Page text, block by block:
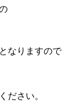
なりますので
ださい。